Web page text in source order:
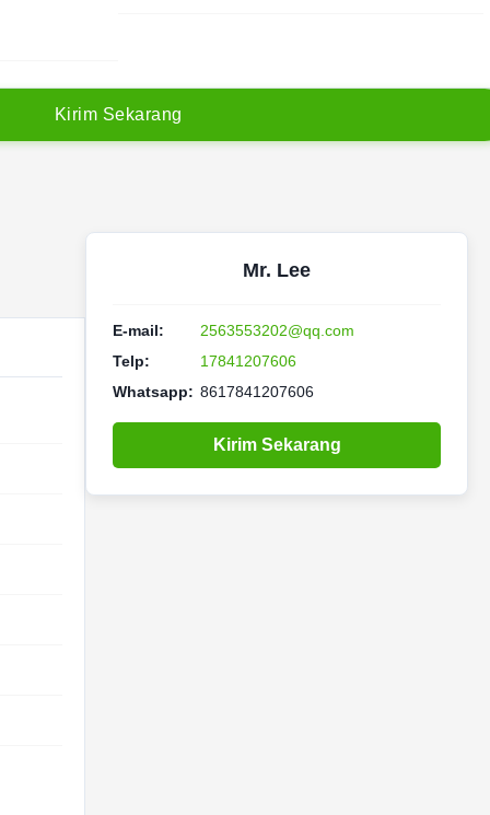
Kirim Sekarang
Mr. Lee
E-mail:
2563553202@qq.com
Telp:
17841207606
Whatsapp: 8617841207606
Kirim Sekarang